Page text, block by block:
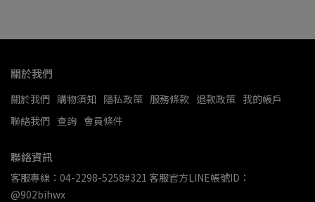
關於我們
關於我們 購物須知 隱私政策 服務條款 退款政策 我的帳戶
聯絡我們 查詢 會員條件
聯絡資訊
客服專線：04-2298-5258#321 客服官方LINE帳號ID：
@902bihwx